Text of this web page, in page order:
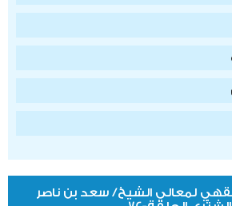
لمعالي الشيخ/ سعد بن ناصر